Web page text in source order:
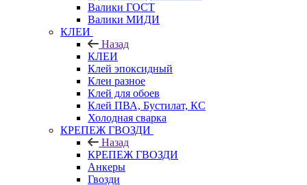
Валики ГОСТ
Валики МИДИ
КЛЕИ
Назад
КЛЕИ
Клей эпоксидный
Клеи разное
Клей для обоев
Клей ПВА, Бустилат, КС
Холодная сварка
КРЕПЕЖ ГВОЗДИ
Назад
КРЕПЕЖ ГВОЗДИ
Анкеры
Гвозди